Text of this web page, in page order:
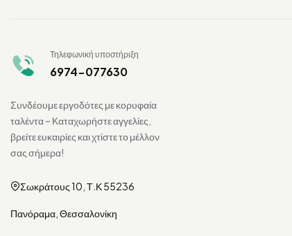
Τηλεφωνική υποστήριξη
6974-077630
Συνδέουμε εργοδότες με κορυφαία
ταλέντα – Καταχωρήστε αγγελίες,
βρείτε ευκαιρίες και χτίστε το μέλλον
σας σήμερα!
Σωκράτους 10, Τ.Κ 55236
Πανόραμα, Θεσσαλονίκη